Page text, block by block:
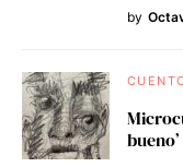
by
bueno’